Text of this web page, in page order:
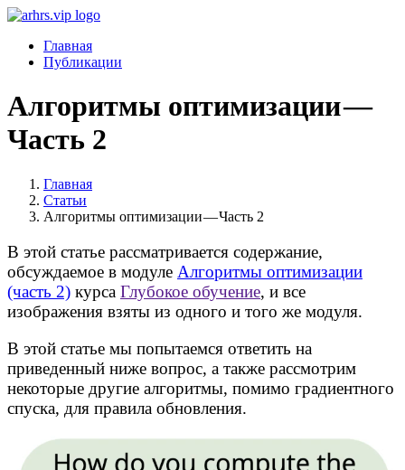
Главная
Публикации
Алгоритмы оптимизации —
Часть 2
Главная
Статьи
Алгоритмы оптимизации — Часть 2
В этой статье рассматривается содержание,
обсуждаемое в модуле Алгоритмы оптимизации
(часть 2) курса Глубокое обучение, и все
изображения взяты из одного и того же модуля.
В этой статье мы попытаемся ответить на
приведенный ниже вопрос, а также рассмотрим
некоторые другие алгоритмы, помимо градиентного
спуска, для правила обновления.